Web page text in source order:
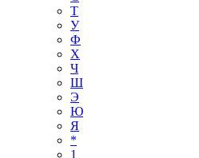
Т
У
Ф
Х
Ч
Ш
Э
Ю
Я
*
1